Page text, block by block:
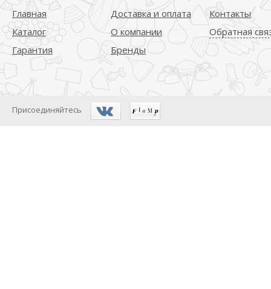
Главная
Каталог
Гарантия
Доставка и оплата
О компании
Бренды
Контакты
Обратная
Присоединяйтесь